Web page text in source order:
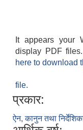
It appears your
display PDF files.
here to download
file.
प्रकार:
ऐन, कानुन तथा